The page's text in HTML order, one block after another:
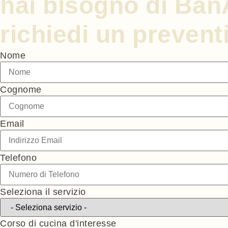
hai bisogno di
richiedi un
Nome
Cognome
Email
Telefono
Seleziona il servizio
Corso di cucina d'interesse